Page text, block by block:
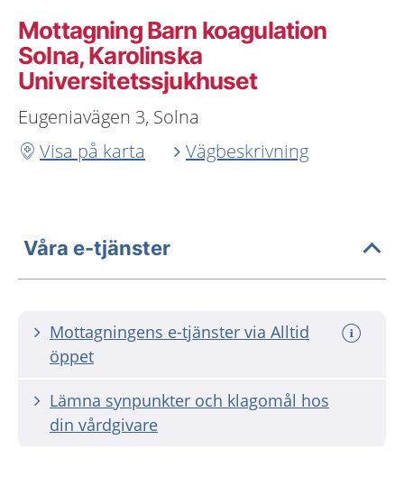
Mottagning Barn koagulation
Solna, Karolinska
Universitetssjukhuset
Eugeniavägen 3, Solna
Visa på karta
Vägbeskrivning
Våra e-tjänster
Mottagningens e-tjänster via Alltid
öppet
Lämna synpunkter och klagomål hos
din vårdgivare